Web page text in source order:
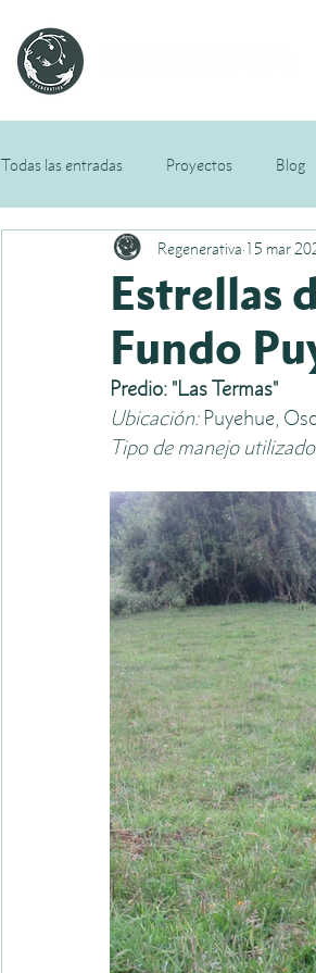
Todas las entradas Proyectos Blog
Estrellas
Fundo
Regenerativa 15 mar
Predio: "Las Termas"
Ubicación: Puyehue,
Tipo de manejo